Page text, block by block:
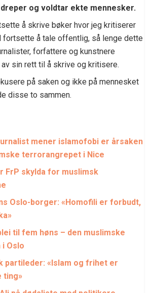
dreper og voldtar ekte mennesker.
å skrive bøker hvor jeg kritiserer
fortsette å tale offentlig, så lenge dette
forfattere og kunstnere
sin rett til å skrive og kritisere.
på saken og ikke på mennesket
disse to sammen.
mener islamofobi er årsaken
terrorangrepet i Nice
FrP skylda for muslimsk
Oslo-borger: «Homofili er forbudt,
til fem høns – den muslimske
Oslo
partileder: «Islam og frihet er
ting»